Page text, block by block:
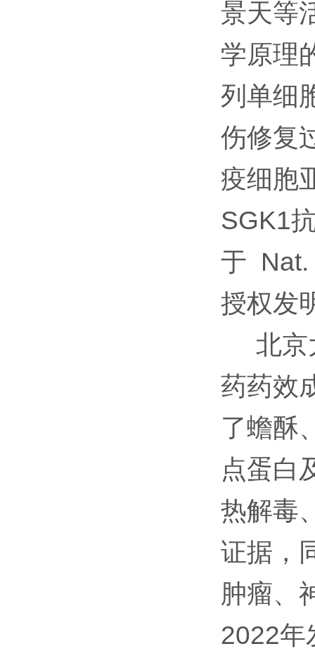
景天等
学原理
列单细
伤修复
疫细胞
SGK1
于 Nat.
授权发
北京
药药效
了蟾酥
点蛋白
热解毒
证据，
肿瘤、
2022年